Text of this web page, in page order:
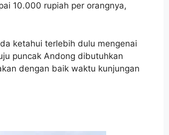
10.000 rupiah per orangnya,
ketahui terlebih dulu mengenai
puncak Andong dibutuhkan
dengan baik waktu kunjungan